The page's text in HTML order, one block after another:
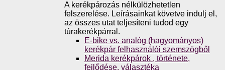
A kerékpározás nélkülözhetetlen
felszerelése. Leírásainkat követve indulj el,
az összes utat teljesíteni tudod egy
túrakerékpárral.
E-bike vs. analóg (hagyományos)
kerékpár felhasználói szemszögből
Merida kerékpárok , története,
fejlődése, választéka